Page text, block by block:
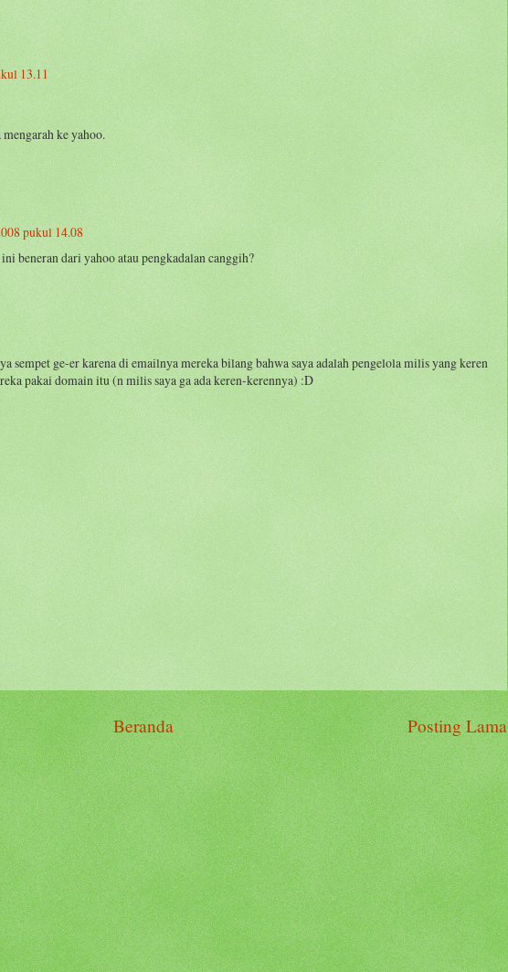
13.11
ke yahoo.
pukul 14.08
beneran dari yahoo atau pengkadalan canggih?
sempet ge-er karena di emailnya mereka bilang bahwa saya adalah pengelola milis yang keren
pakai domain itu (n milis saya ga ada keren-kerennya) :D
Posting Lama
Beranda